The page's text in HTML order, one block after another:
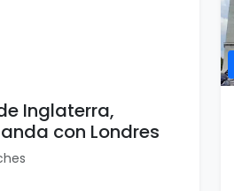
Inglaterra,
con Londres